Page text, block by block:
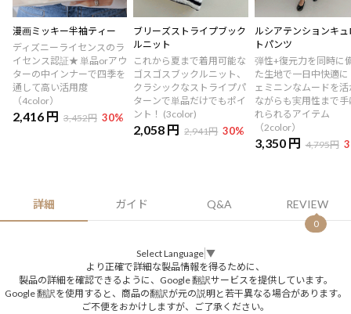
漫画ミッキー半袖ティー
ディズニーライセンスのラ
イセンス認証★ 単品orアウ
ターの中インナーで四季を
通して高い活用度
（4color）
2,416 円 3,452円 30%
ブリーズストライプブック
ルニット
これから夏まで着用可能な
ゴスゴスブックルニット、
クラシックなストライプパ
ターンで単品だけでもポイ
ント！ (3color)
2,058 円 2,941円 30%
ルシアテンションキュ
トパンツ
弾性+復元力を同時に
た生地で一日中快適に
ェミニンなムードを活
ながらも実用性まで手
れられるアイテム
（2color）
3,350 円 4,795円
詳細 ガイド Q&A REVIEW
0
Select Language ▼
より正確で詳細な製品情報を得るために、
製品の詳細を確認できるように、Google 翻訳サービスを提供しています。
Google 翻訳を使用すると、商品の翻訳が元の説明と若干異なる場合があります。
ご不便をおかけしますが、ご了承ください。